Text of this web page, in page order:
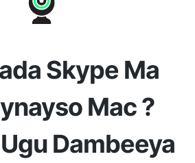
Skype Ma
Mac ?
Dambeeya